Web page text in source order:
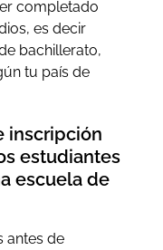
completado
es decir
bachillerato,
tu país de
inscripción
estudiantes
escuela de
antes de